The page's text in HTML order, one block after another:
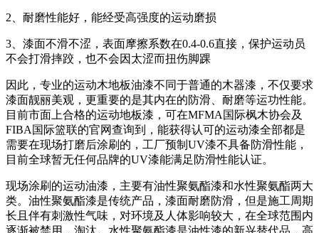
2、耐磨性能好，能经受高强度的运动磨损
3、漆面不滑不涩，表面摩擦系数在0.4-0.6直接，保护运动员
不会打滑摔跤，也不会因太涩而扭伤脚踝
因此，专业的运动木地板油漆不同于普通的木器漆，不仅要求
漆面靓丽美观，更重要的是其内在的防滑、耐磨等运功性能。
目前市面上合格的运动地板漆，可在MFMA国际枫木协会及
FIBA国际篮联的官网查询到，能获得认可的运动漆全部都是
需要在现场打磨后涂刷的，工厂预制UV漆不具备防滑性能，
目前全球暂无任何品牌的UV漆能满足防滑性能认证。
现场涂刷的运动油漆，主要有油性聚氨酯漆和水性聚氨酯两大
类。油性聚氨酯漆是传统产品，漆面耐磨防滑，但是施工周期
长且伴有刺激性气味，对环境及人体影响较大，在全球范围内
逐渐被禁用，淘汰。水性聚氨酯漆是油性漆的新兴替代品，高